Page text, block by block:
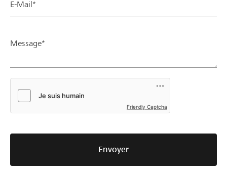
E-Mail*
Message*
Friendly Captcha
Envoyer